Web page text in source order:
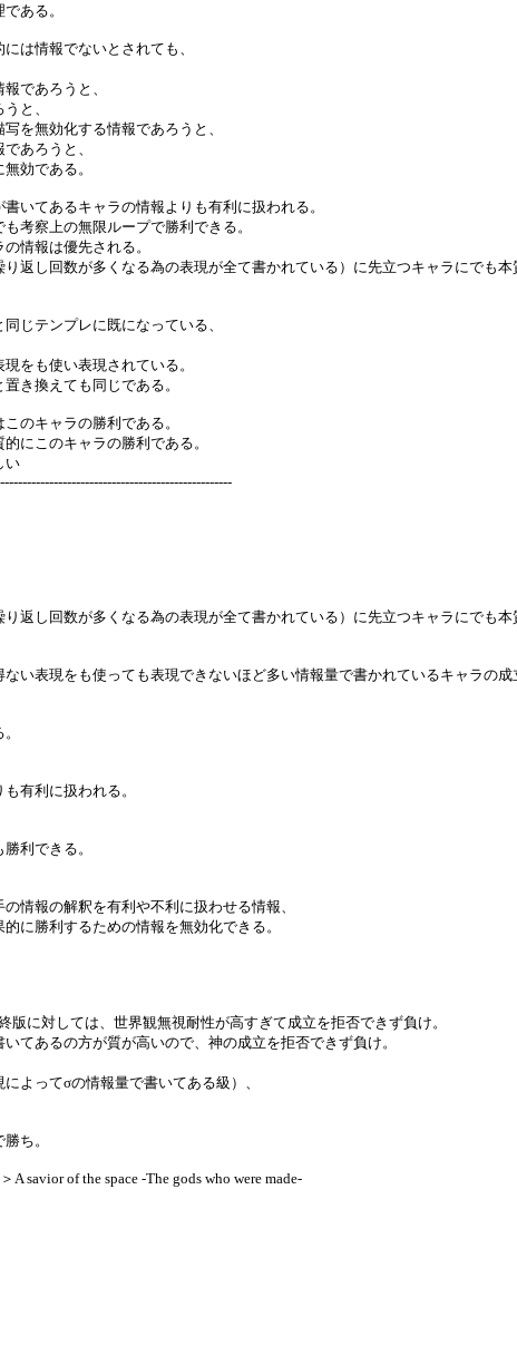
ある。
は情報でないとされても、
であろうと、
と、
を無効化する情報であろうと、
あろうと、
効である。
いてあるキャラの情報よりも有利に扱われる。
考察上の無限ループで勝利できる。
情報は優先される。
し回数が多くなる為の表現が全て書かれている）に先立つキャラにでも本
じテンプレに既になっている、
をも使い表現されている。
き換えても同じである。
のキャラの勝利である。
にこのキャラの勝利である。
い
し回数が多くなる為の表現が全て書かれている）に先立つキャラにでも本
い表現をも使っても表現できないほど多い情報量で書かれているキャラの成
有利に扱われる。
利できる。
情報の解釈を有利や不利に扱わせる情報、
に勝利するための情報を無効化できる。
版に対しては、世界観無視耐性が高すぎて成立を拒否できず負け。
てあるの方が質が高いので、神の成立を拒否できず負け。
よってσの情報量で書いてある級）、
ち。
savior of the space ‐The gods who were made‐